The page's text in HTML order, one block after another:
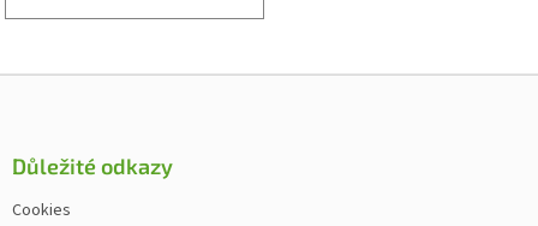
Zápatí
Důležité odkazy
Cookies